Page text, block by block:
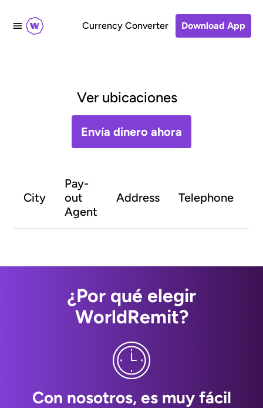
Currency Converter Download App
Ver ubicaciones
Envía dinero ahora
City
Pay-
out
Agent
Address Telephone
¿Por qué elegir
WorldRemit?
Con nosotros, es muy fácil